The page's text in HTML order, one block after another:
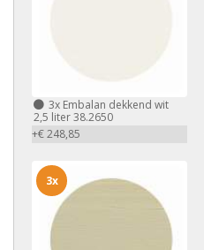
3x Embalan dekkend wit
2,5 liter 38.2650
+€ 248,85
3x